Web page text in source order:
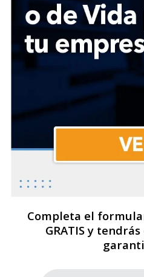
Completa el
GRATIS y